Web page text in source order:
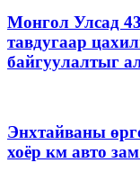
Монгол Улсад
тавдугаар
байгуулалтыг
Энхтайваны
хоёр км авто